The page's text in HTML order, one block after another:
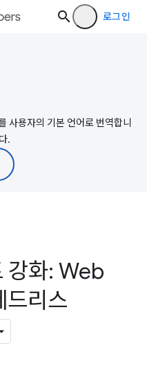
로그인
사용자의 기본 언어로 번역합니
.
강화: Web
드리스